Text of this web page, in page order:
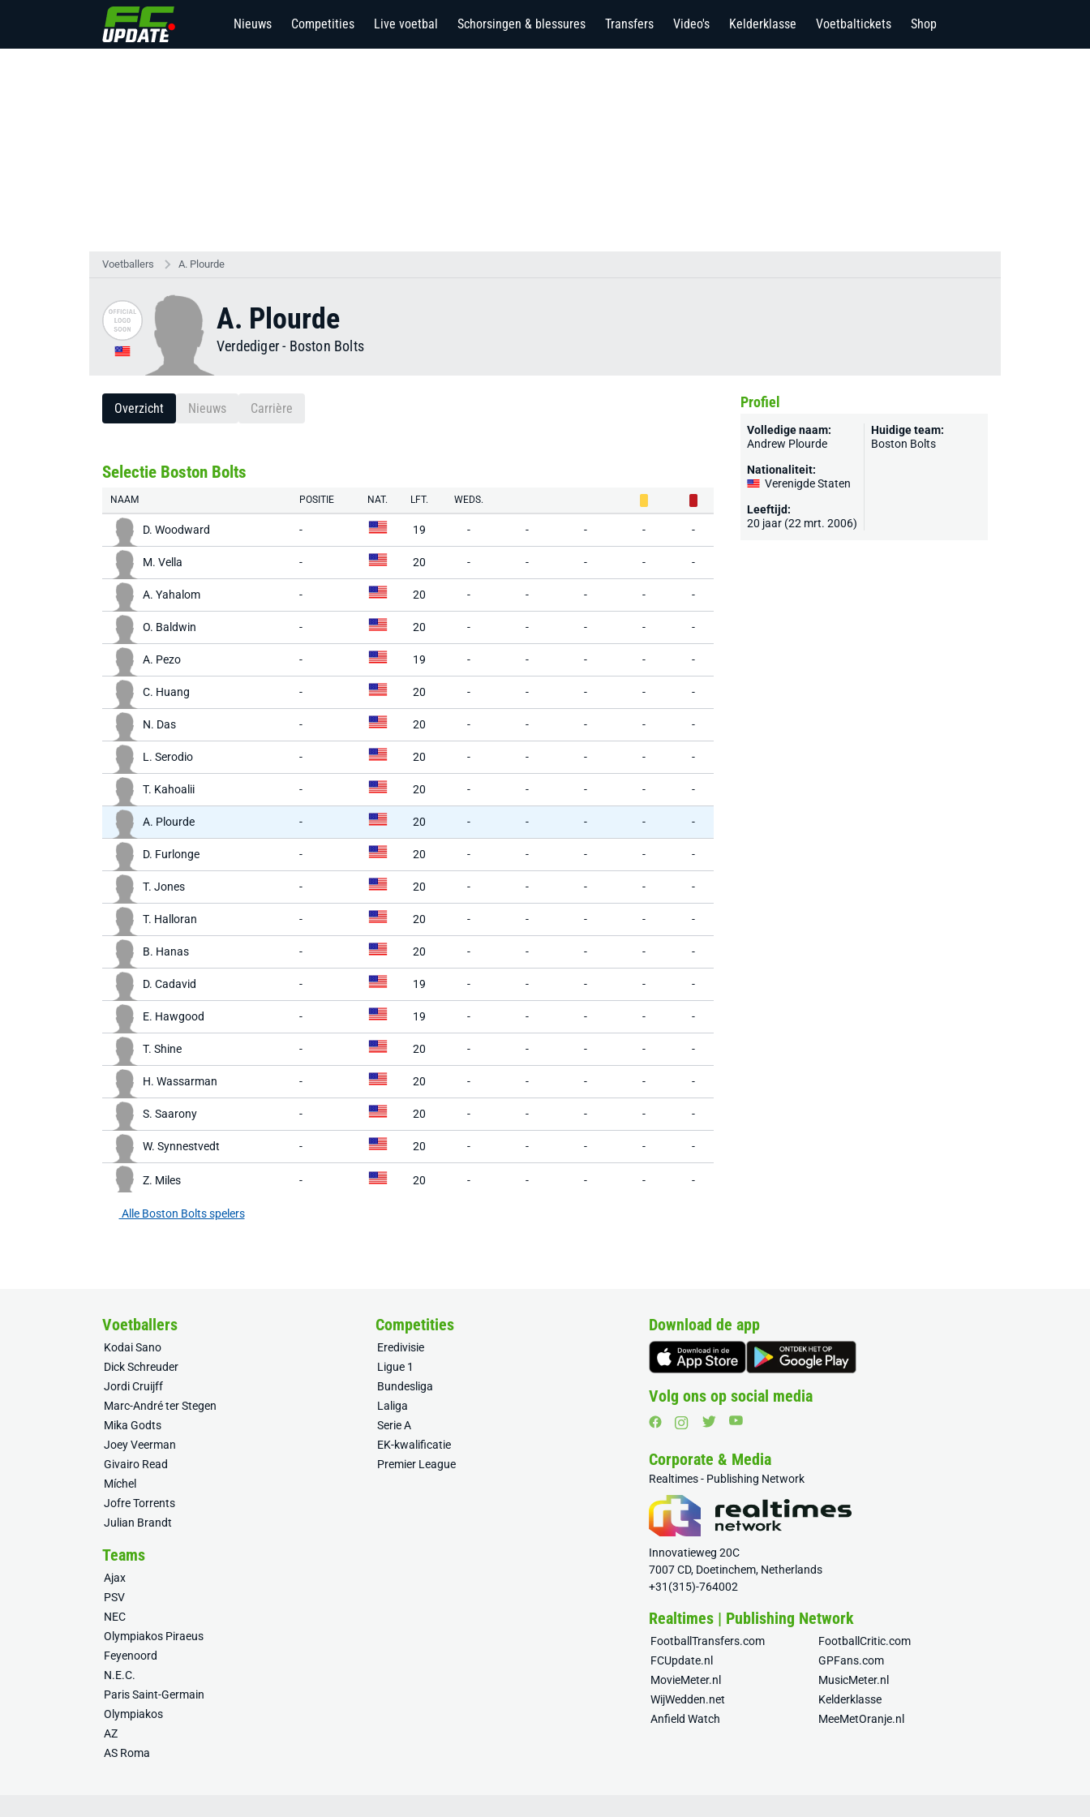
Nieuws Competities Live voetbal Schorsingen & blessures Transfers Video's Kelderklasse Voetbaltickets Shop
Voetballers A. Plourde
A. Plourde
Verdediger- Boston Bolts
Overzicht Nieuws Carrière
Selectie Boston Bolts
NAAM POSITIE NAT. LFT. WEDS.
D. Woodward - 19 - - - - -
M. Vella - 20 - - - - -
A. Yahalom - 20 - - - - -
O. Baldwin - 20 - - - - -
A. Pezo - 19 - - - - -
C. Huang - 20 - - - - -
N. Das - 20 - - - - -
L. Serodio - 20 - - - - -
T. Kahoalii - 20 - - - - -
A. Plourde - 20 - - - - -
D. Furlonge - 20 - - - - -
T. Jones - 20 - - - - -
T. Halloran - 20 - - - - -
B. Hanas - 20 - - - - -
D. Cadavid - 19 - - - - -
E. Hawgood - 19 - - - - -
T. Shine - 20 - - - - -
H. Wassarman - 20 - - - - -
S. Saarony - 20 - - - - -
W. Synnestvedt - 20 - - - - -
Z. Miles - 20 - - - - -
Alle Boston Bolts spelers
Profiel
Volledige naam:
Andrew Plourde
Nationaliteit:
Verenigde Staten
Leeftijd:
20 jaar (22 mrt. 2006)
Huidige team:
Boston Bolts
Voetballers
Kodai Sano
Dick Schreuder
Jordi Cruijff
Marc-André ter Stegen
Mika Godts
Joey Veerman
Givairo Read
Míchel
Jofre Torrents
Julian Brandt
Competities
Eredivisie
Ligue 1
Bundesliga
Laliga
Serie A
EK-kwalificatie
Premier League
Teams
Ajax
PSV
NEC
Olympiakos Piraeus
Feyenoord
N.E.C.
Paris Saint-Germain
Olympiakos
AZ
AS Roma
Download de app
Volg ons op social media
Corporate & Media
Realtimes - Publishing Network
Innovatieweg 20C
7007 CD, Doetinchem, Netherlands
+31(315)-764002
Realtimes | Publishing Network
FootballTransfers.com
FootballCritic.com
FCUpdate.nl
GPFans.com
MovieMeter.nl
MusicMeter.nl
WijWedden.net
Kelderklasse
Anfield Watch
MeeMetOranje.nl